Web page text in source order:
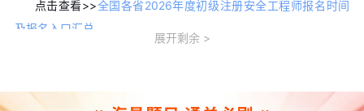
点击查看>>全国各省2026年度初级注册安全工程师报名时间
及报名入口汇总
浏览器建议：电脑端 Chrome、Edge 或 IE9+ 浏览器;首次报考
展开剩余